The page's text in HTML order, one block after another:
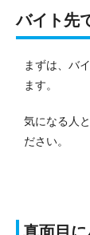
バイト先
まずは、バ
ます。
気になる人
ださい。